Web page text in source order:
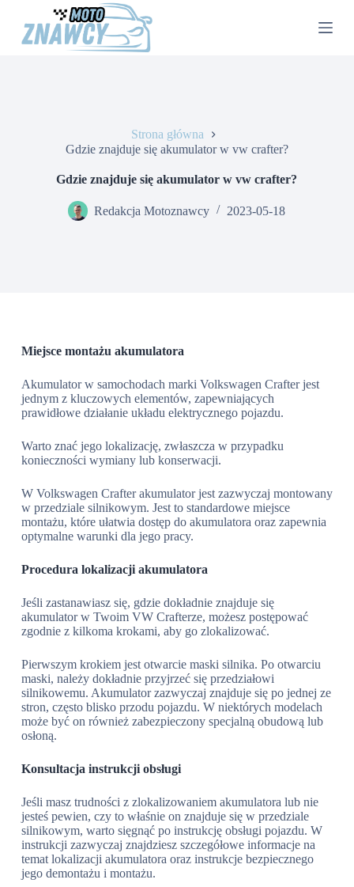
Strona główna
Gdzie znajduje się akumulator w vw crafter?
Gdzie znajduje się akumulator w vw crafter?
Redakcja Motoznawcy 2023-05-18
Miejsce montażu akumulatora
Akumulator w samochodach marki Volkswagen Crafter jest
jednym z kluczowych elementów, zapewniających
prawidłowe działanie układu elektrycznego pojazdu.
Warto znać jego lokalizację, zwłaszcza w przypadku
konieczności wymiany lub konserwacji.
W Volkswagen Crafter akumulator jest zazwyczaj montowany
w przedziale silnikowym. Jest to standardowe miejsce
montażu, które ułatwia dostęp do akumulatora oraz zapewnia
optymalne warunki dla jego pracy.
Procedura lokalizacji akumulatora
Jeśli zastanawiasz się, gdzie dokładnie znajduje się
akumulator w Twoim VW Crafterze, możesz postępować
zgodnie z kilkoma krokami, aby go zlokalizować.
Pierwszym krokiem jest otwarcie maski silnika. Po otwarciu
maski, należy dokładnie przyjrzeć się przedziałowi
silnikowemu. Akumulator zazwyczaj znajduje się po jednej ze
stron, często blisko przodu pojazdu. W niektórych modelach
może być on również zabezpieczony specjalną obudową lub
osłoną.
Konsultacja instrukcji obsługi
Jeśli masz trudności z zlokalizowaniem akumulatora lub nie
jesteś pewien, czy to właśnie on znajduje się w przedziale
silnikowym, warto sięgnąć po instrukcję obsługi pojazdu. W
instrukcji zazwyczaj znajdziesz szczegółowe informacje na
temat lokalizacji akumulatora oraz instrukcje bezpiecznego
jego demontażu i montażu.